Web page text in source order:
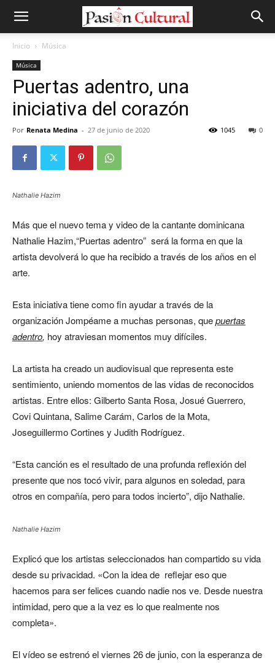
Inicio Música
Música
Puertas adentro, una
iniciativa del corazón
Por Renata Medina - 27 de junio de 2020 0
1045
Nathalie Hazim
Más que el nuevo tema y video de la cantante dominicana
Nathalie Hazim,“Puertas adentro” será la forma en que la
artista devolverá lo que ha recibido a través de los años en el
arte.
Esta iniciativa tiene como fin ayudar a través de la
organización Jompéame a muchas personas, quepuertas
adentro, hoy atraviesan momentos muy difíciles.
La artista ha creado un audiovisual que representa este
sentimiento, uniendo momentos de las vidas de reconocidos
artistas. Entre ellos: Gilberto Santa Rosa, Josué Guerrero,
Covi Quintana, Salime Carám, Carlos de la Mota,
Joseguillermo Cortines y Judith Rodríguez.
“Esta canción es el resultado de una profunda reflexión del
presente que nos tocó vivir, para algunos en soledad, para
otros en compañía, pero para todos incierto”, dijo Nathalie.
Nathalie Hazim
Explicó que los artistas seleccionados han compartido su vida
desde su privacidad. «Con la idea de reflejar eso que
hacemos para ser felices cuando nadie nos ve. Desde nuestra
intimidad, pero que a la vez es lo que realmente nos
completa».
El vídeo se estrenó el viernes 26 de junio, con la esperanza de